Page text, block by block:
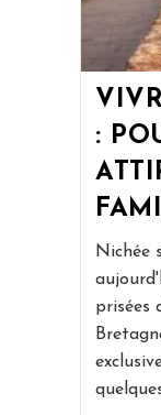
:
Nichée
prisées